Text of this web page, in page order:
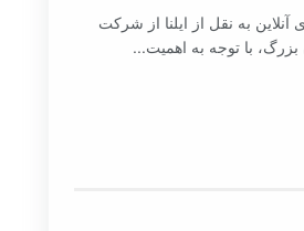
به نقل از ایلنا از شرکت
بزرگ، با توجه به اهمیت...